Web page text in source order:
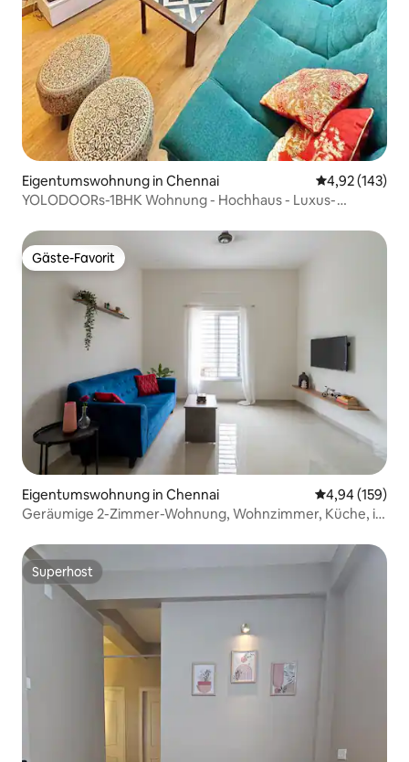
Eigentumswohnung in Chennai
4,92 (143)
YOLODOORs-1BHK Wohnung - Hochhaus - Luxus-
Gäste-Favorit
Gäste-Favorit
Eigentumswohnung in Chennai
4,94 (159)
Geräumige 2-Zimmer-Wohnung, Wohnzimmer, Küche, in
Superhost
Superhost